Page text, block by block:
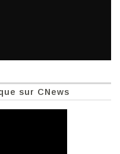
sur CNews